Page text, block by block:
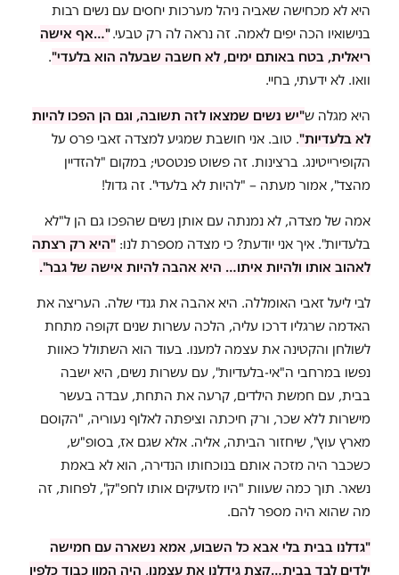
היא לא מכחישה שאביה ניהל מערכות יחסים עם נשים רבות
בנישואיו הכה יפים לאמה. זה נראה לה רק טבעי."…אף אישה
ריאלית, בטח באותם ימים, לא חשבה שבעלה הוא בלעדי".
וואו. לא ידעתי, בחיי.
היא מגלה ש"יש נשים שמצאו לזה תשובה, וגם הן הפכו להיות
לא בלעדיות". טוב. אני חושבת שמגיע למצדה זאבי פרס על
הקופירייטינג. ברצינות. זה פשוט פנטסטי; במקום "להזדיין
מהצד", אמור מעתה – "להיות לא בלעדי". זה גדול!
אמה של מצדה, לא נמנתה עם אותן נשים שהפכו גם הן ל"לא
בלעדיות". איך אני יודעת? כי מצדה מספרת לנו: "היא רק רצתה
לאהוב אותו ולהיות איתו… היא אהבה להיות אישה של גבר".
לבי ליעל זאבי האומללה. היא אהבה את גנדי שלה. העריצה את
האדמה שרגליו דרכו עליה, הלכה עשרות שנים זקופה מתחת
לשולחן והקטינה את עצמה למענו. בעוד הוא השתולל כאוות
נפשו במרחבי ה"אי-בלעדיות", עם עשרות נשים, היא ישבה
בבית, עם חמשת הילדים, קרעה את התחת, עבדה בעשר
מישרות ללא שכר, ורק חיכתה וציפתה לאלוף נעוריה, "הקוסם
מארץ עוץ", שיחזור הביתה, אליה. אלא שגם אז, בסופ"ש,
כשכבר היה מזכה אותם בנוכחותו הנדירה, הוא לא באמת
נשאר. תוך כמה שעוות "היו מזעיקים אותו לחפ"ק", לפחות, זה
מה שהוא היה מספר להם.
"גדלנו בבית בלי אבא כל השבוע, אמא נשארה עם חמישה
ילדים לבד בבית…קצת גידלנו את עצמנו, היה המון כבוד כלפיו